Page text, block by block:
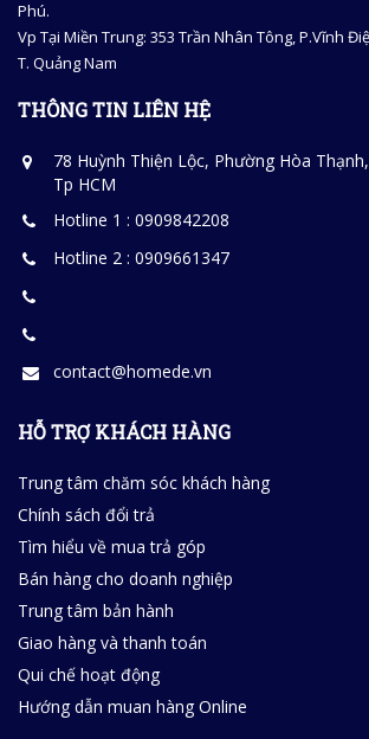
Phú.
Vp Tại Miền Trung: 353 Trần Nhân Tông, P.Vĩnh
T. Quảng Nam
THÔNG TIN LIÊN HỆ
78 Huỳnh Thiện Lộc, Phường Hòa
Tp HCM
Hotline 1 : 0909842208
Hotline 2 : 0909661347
contact@homede.vn
HỖ TRỢ KHÁCH HÀNG
Trung tâm chăm sóc khách hàng
Chính sách đổi trả
Tìm hiểu về mua trả góp
Bán hàng cho doanh nghiệp
Trung tâm bản hành
Giao hàng và thanh toán
Qui chế hoạt động
Hướng dẫn muan hàng Online